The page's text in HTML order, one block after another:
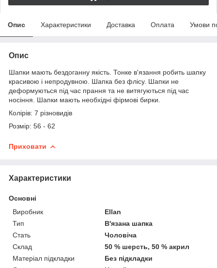
Опис Характеристики Доставка Оплата Умови
Опис
Шапки мають бездоганну якість. Тонке в'язання робить шапку
красивою і непродувною. Шапка без флісу. Шапки не
деформуються під час прання та не витягуються під час
носіння. Шапки мають необхідні фірмові бирки.
Колірів: 7 різновидів
Розмір: 56 - 62
Приховати
Характеристики
Основні
Виробник
Ellan
Тип
В'язана шапка
Стать
Чоловіча
Склад
50 % шерсть, 50 % акрил
Матеріал підкладки
Без підкладки